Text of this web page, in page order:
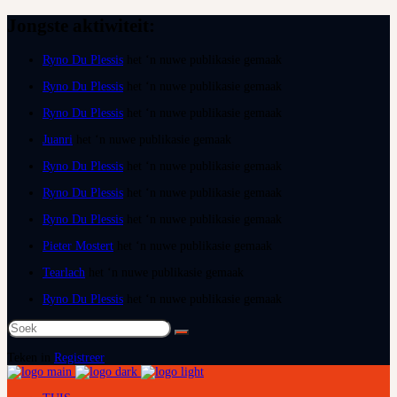
Ryno Du Plessis
Ryno Du Plessis
Ryno Du Plessis
Juanri
Ryno Du Plessis
Ryno Du Plessis
Ryno Du Plessis
Pieter Mostert
Tearlach
Ryno Du Plessis
Soek
na:
Registreer